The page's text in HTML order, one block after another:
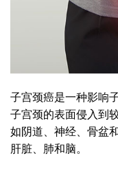
子宫颈癌是一种影响
子宫颈的表面侵入到
如阴道、神经、骨盆
肝脏、肺和脑。